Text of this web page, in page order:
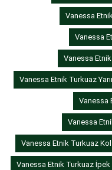
Vanessa
Vanessa
Vanessa
Vanessa Etnik Turkuaz
Vanessa
Vanessa
Vanessa Etnik Turkuaz
Vanessa Etnik Turkuaz İpek